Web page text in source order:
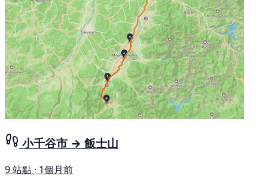
小千谷市 → 飯士山
9 站點 · 1個月前